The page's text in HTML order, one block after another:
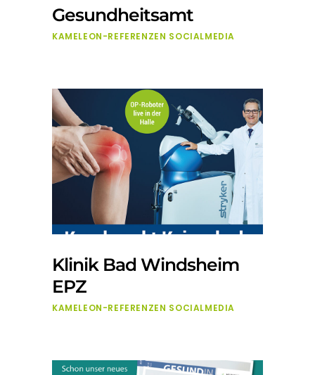
Gesundheitsamt
KAMELEON-REFERENZEN SOCIALMEDIA
Klinik Bad Windsheim
EPZ
KAMELEON-REFERENZEN SOCIALMEDIA